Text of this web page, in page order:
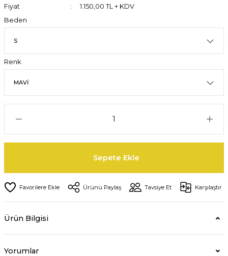
Fiyat
1.150,00 TL + KDV
Beden
Renk
Sepete Ekle
Ürünü Paylaş Tavsiye Et Karşılaştır
Ürün Bilgisi
Yorumlar